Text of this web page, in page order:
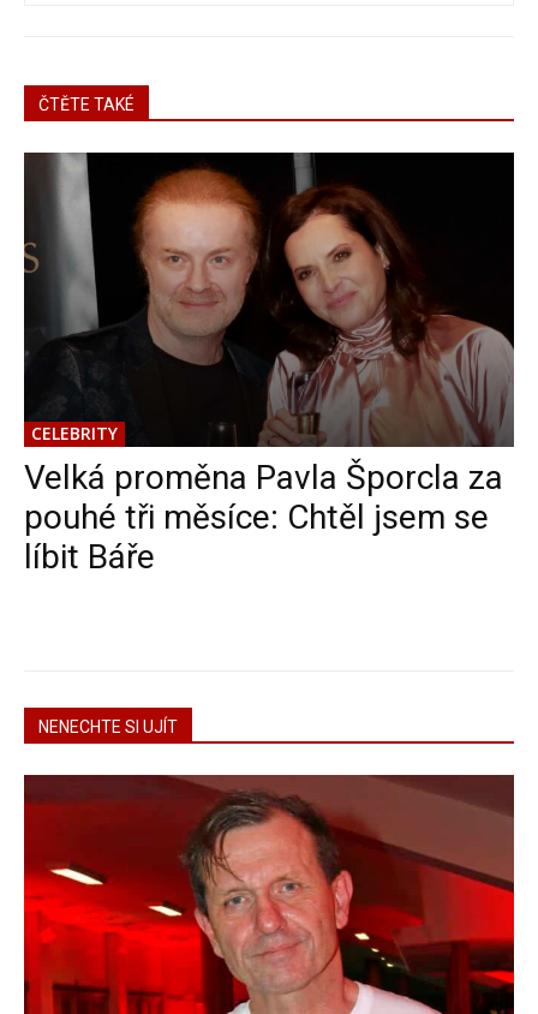
ČTĚTE TAKÉ
CELEBRITY
Velká proměna Pavla Šporcla za
pouhé tři měsíce: Chtěl jsem se
líbit Báře
NENECHTE SI UJÍT